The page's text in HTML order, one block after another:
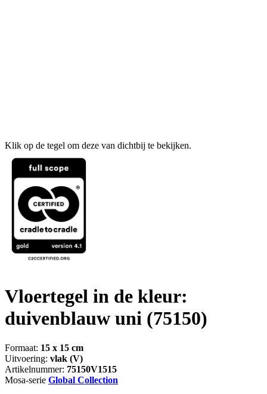
Klik op de tegel om deze van dichtbij te bekijken.
Vloertegel in de kleur:
duivenblauw uni (75150)
Formaat: 15 x 15 cm
Uitvoering: vlak (V)
Artikelnummer: 75150V1515
Mosa-serie Global Collection